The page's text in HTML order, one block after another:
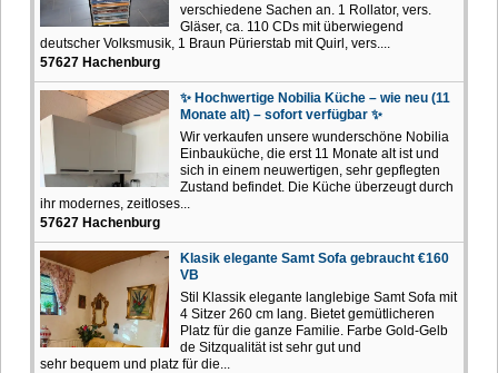
verschiedene Sachen an. 1 Rollator, vers.
Gläser, ca. 110 CDs mit überwiegend
deutscher Volksmusik, 1 Braun Pürierstab mit Quirl, vers....
57627 Hachenburg
✨ Hochwertige Nobilia Küche – wie neu (11
Monate alt) – sofort verfügbar ✨
Wir verkaufen unsere wunderschöne Nobilia
Einbauküche, die erst 11 Monate alt ist und
sich in einem neuwertigen, sehr gepflegten
Zustand befindet. Die Küche überzeugt durch
ihr modernes, zeitloses...
57627 Hachenburg
Klasik elegante Samt Sofa gebraucht €160
VB
Stil Klassik elegante langlebige Samt Sofa mit
4 Sitzer 260 cm lang. Bietet gemütlicheren
Platz für die ganze Familie. Farbe Gold-Gelb
de Sitzqualität ist sehr gut und
sehr bequem und platz für die...